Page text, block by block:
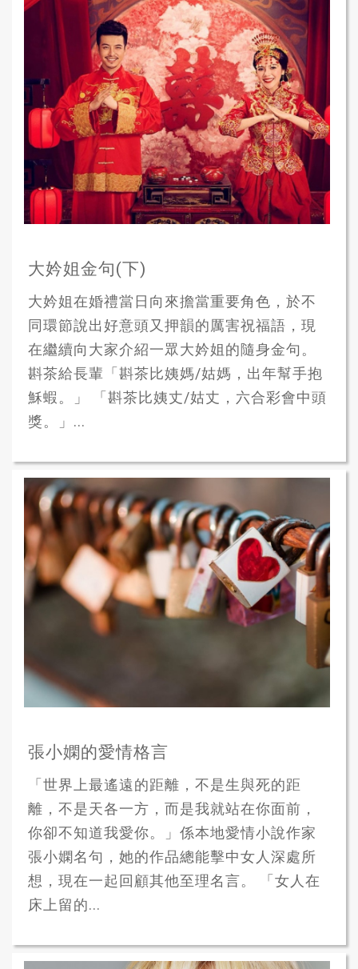
大妗姐金句(下)
大妗姐在婚禮當日向來擔當重要角色，於不
同環節說出好意頭又押韻的厲害祝福語，現
在繼續向大家介紹一眾大妗姐的隨身金句。
斟茶給長輩「斟茶比姨媽/姑媽，出年幫手抱
穌蝦。」 「斟茶比姨丈/姑丈，六合彩會中頭
獎。」...
張小嫻的愛情格言
「世界上最遙遠的距離，不是生與死的距
離，不是天各一方，而是我就站在你面前，
你卻不知道我愛你。」係本地愛情小說作家
張小嫻名句，她的作品總能擊中女人深處所
想，現在一起回顧其他至理名言。 「女人在
床上留的...